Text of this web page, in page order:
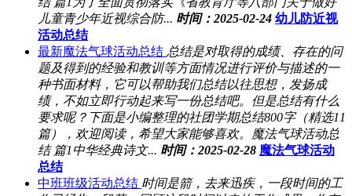
儿童青少年近视综合防... 时间：2025-02-24 幼儿防近视
活动总结
最新魔法气球活动总结 总结是对取得的成绩、存在的问
题及得到的经验和教训等方面情况进行评价与描述的一
种书面材料，它可以帮助我们总结以往思想，发扬成
绩，不如立即行动起来写一份总结吧。但是总结有什么
要求呢？下面是小编整理的社团学期总结800字（精选11
篇），欢迎阅读，希望大家能够喜欢。魔法气球活动总
结 篇1中华经典诗文... 时间：2025-02-28 魔法气球活动
总结
中班班级活动总结 时间是箭，去来迅疾，一段时间的工